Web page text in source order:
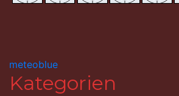
meteoblue
Kategorien